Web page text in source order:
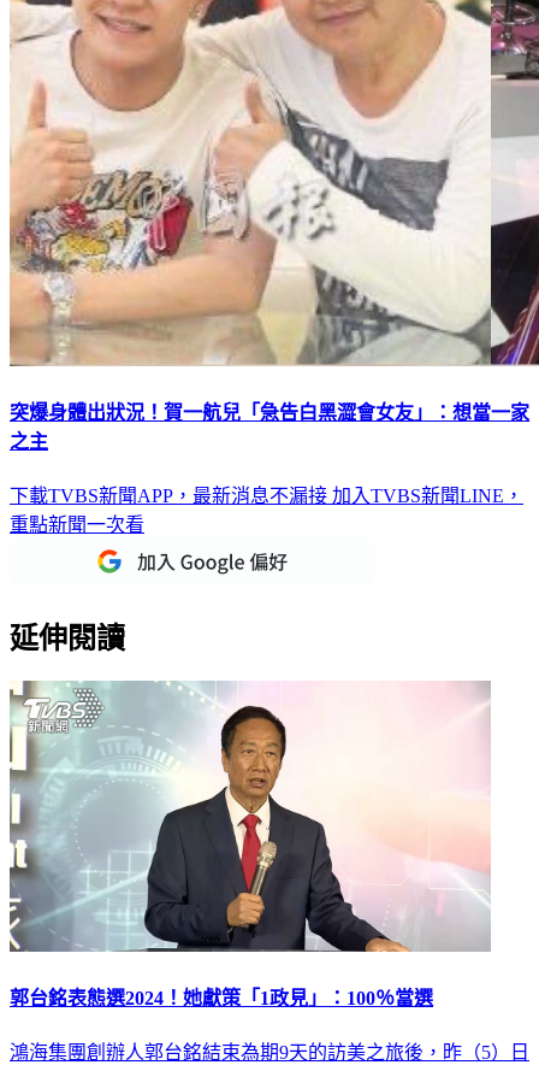
突爆身體出狀況！賀一航兒「急告白黑澀會女友」：想當一家
之主
下載TVBS新聞APP，最新消息不漏接 加入TVBS新聞LINE，
重點新聞一次看
延伸閱讀
郭台銘表態選2024！她獻策「1政見」：100％當選
鴻海集團創辦人郭台銘結束為期9天的訪美之旅後，昨（5）日